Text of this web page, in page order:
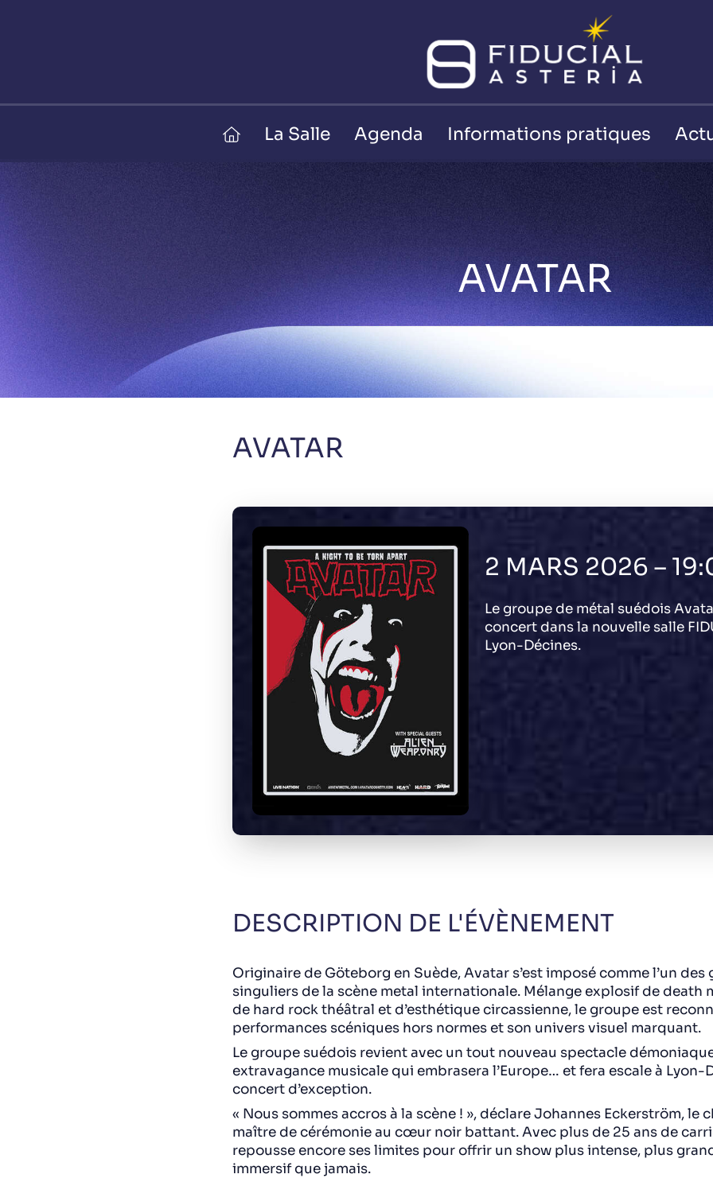
La Salle Agenda Informations pratiques
AVATAR
AVATAR
2 MARS 2026 –
Le groupe de métal suédois
concert dans la nouvelle salle
Lyon-Décines.
DESCRIPTION DE L'ÉVÈNEMENT
Originaire de Göteborg en Suède, Avatar s’est imposé comme l’un des
singuliers de la scène metal internationale. Mélange explosif de death
de hard rock théâtral et d’esthétique circassienne, le groupe est
performances scéniques hors normes et son univers visuel marquant.
Le groupe suédois revient avec un tout nouveau spectacle
extravagance musicale qui embrasera l’Europe… et fera escale à Lyon-
concert d’exception.
« Nous sommes accros à la scène ! », déclare Johannes Eckerström, le
maître de cérémonie au cœur noir battant. Avec plus de 25 ans de
repousse encore ses limites pour offrir un show plus intense, plus
immersif que jamais.